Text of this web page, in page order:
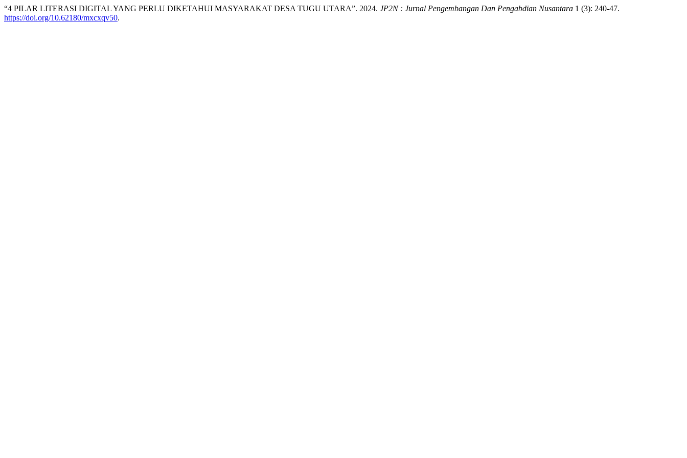
“4 PILAR LITERASI DIGITAL YANG PERLU DIKETAHUI MASYARAKAT DESA TUGU UTARA”. 2024. JP2N : Jurnal Pengembangan Dan Pengabdian Nusantara 1 (3): 240-47.
https://doi.org/10.62180/mxcxqv50.